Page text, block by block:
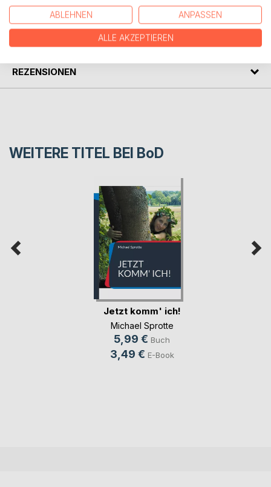
AUTOR/IN
REZENSIONEN
WEITERE TITEL BEI BoD
Jetzt komm' ich!
Michael Sprotte
5,99 € Buch
3,49 € E-Book
ABLEHNEN ANPASSEN
ALLE AKZEPTIEREN